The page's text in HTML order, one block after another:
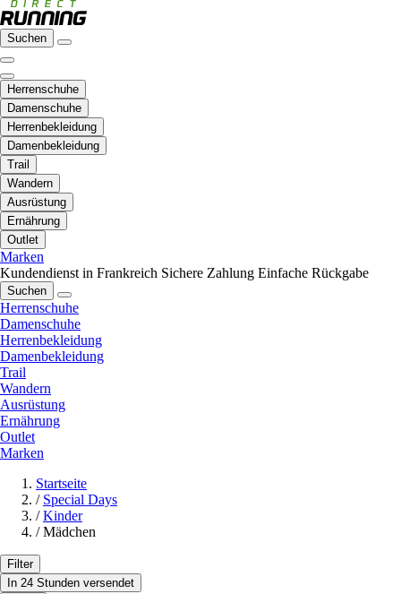
Suchen
Herrenschuhe
Damenschuhe
Herrenbekleidung
Damenbekleidung
Trail
Wandern
Ausrüstung
Ernährung
Outlet
Marken
Kundendienst in Frankreich Sichere Zahlung Einfache Rückgabe
Suchen
Herrenschuhe
Damenschuhe
Herrenbekleidung
Damenbekleidung
Trail
Wandern
Ausrüstung
Ernährung
Outlet
Marken
Startseite
/ Special Days
/ Kinder
/ Mädchen
Filter
In 24 Stunden versendet